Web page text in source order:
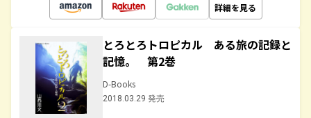
詳細を見る
とろとろトロピカル ある旅の記録と
記憶。 第2巻
D-Books
2018.03.29 発売